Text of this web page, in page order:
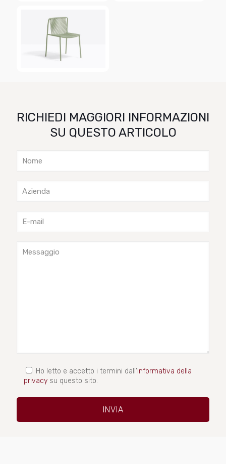
RICHIEDI MAGGIORI INFORMAZIONI
SU QUESTO ARTICOLO
Ho letto e accetto i termini dall'informativa della
privacy su questo sito.